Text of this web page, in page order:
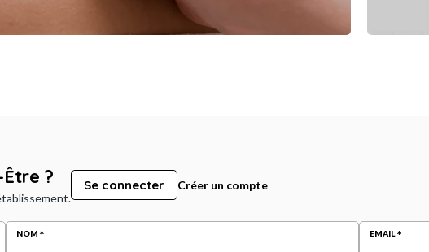
? Se connecter Créer un compte
NOM EMAIL